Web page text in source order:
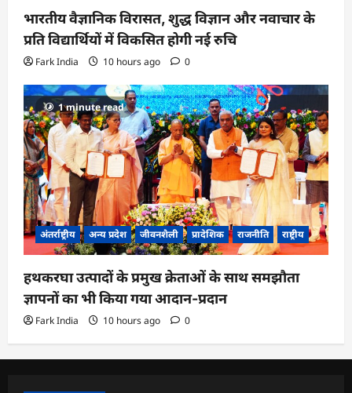
भारतीय वैज्ञानिक विरासत, शुद्ध विज्ञान और नवाचार के
प्रति विद्यार्थियों में विकसित होगी नई रुचि
Fark India 10 hours ago 0
1 minute read
अंतर्राष्ट्रीय अन्य प्रदेश जीवनशैली प्रादेशिक राजनीति राष्ट्रीय
हथकरघा उत्पादों के प्रमुख क्रेताओं के साथ समझौता
ज्ञापनों का भी किया गया आदान-प्रदान
Fark India 10 hours ago 0